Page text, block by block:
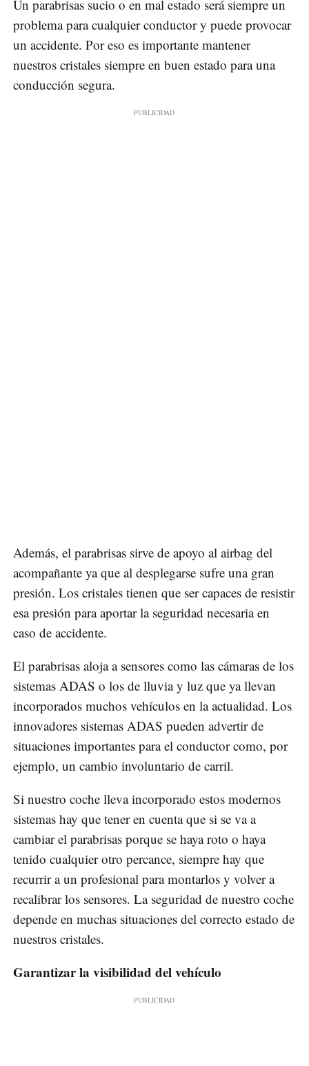
Un parabrisas sucio o en mal estado será siempre un
problema para cualquier conductor y puede provocar
un accidente. Por eso es importante mantener
nuestros cristales siempre en buen estado para una
conducción segura.
Además, el parabrisas sirve de apoyo al airbag del
acompañante ya que al desplegarse sufre una gran
presión. Los cristales tienen que ser capaces de resistir
esa presión para aportar la seguridad necesaria en
caso de accidente.
El parabrisas aloja a sensores como las cámaras de los
sistemas ADAS o los de lluvia y luz que ya llevan
incorporados muchos vehículos en la actualidad. Los
innovadores sistemas ADAS pueden advertir de
situaciones importantes para el conductor como, por
ejemplo, un cambio involuntario de carril.
Si nuestro coche lleva incorporado estos modernos
sistemas hay que tener en cuenta que si se va a
cambiar el parabrisas porque se haya roto o haya
tenido cualquier otro percance, siempre hay que
recurrir a un profesional para montarlos y volver a
recalibrar los sensores. La seguridad de nuestro coche
depende en muchas situaciones del correcto estado de
nuestros cristales.
Garantizar la visibilidad del vehículo